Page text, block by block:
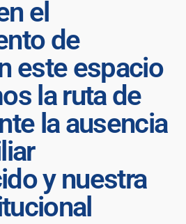
el
de
este espacio
la ruta de
la ausencia
y nuestra